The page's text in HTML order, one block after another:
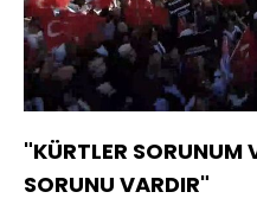
"KÜRTLER SORUNUM
SORUNU VARDIR"